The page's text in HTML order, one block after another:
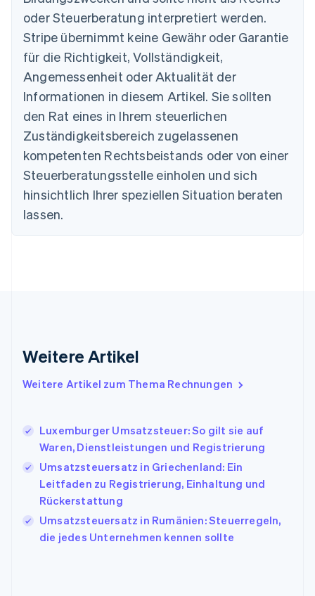
oder Steuerberatung interpretiert werden.
Stripe übernimmt keine Gewähr oder Garantie
für die Richtigkeit, Vollständigkeit,
Angemessenheit oder Aktualität der
Informationen in diesem Artikel. Sie sollten
den Rat eines in Ihrem steuerlichen
Zuständigkeitsbereich zugelassenen
kompetenten Rechtsbeistands oder von einer
Steuerberatungsstelle einholen und sich
hinsichtlich Ihrer speziellen Situation beraten
lassen.
Weitere Artikel
Weitere Artikel zum Thema Rechnungen
Luxemburger Umsatzsteuer: So gilt sie auf
Waren, Dienstleistungen und Registrierung
Umsatzsteuersatz in Griechenland: Ein
Leitfaden zu Registrierung, Einhaltung und
Rückerstattung
Umsatzsteuersatz in Rumänien: Steuerregeln,
die jedes Unternehmen kennen sollte
Australien
Belgien
NederlandsFrançais Deutsch English
Brasilien
Português English
Bulgarien
English
Dänemark
English
Deutschland
Deutsch English
Estland
English
English
Indien
English
Italien
ItalianoEnglish
Japan
Kanada
EnglishFrançais
Kroatien
English Italiano
Lettland